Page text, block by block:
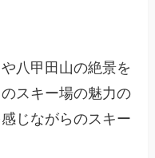
八甲田山の絶景を
スキー場の魅力の
じながらのスキー